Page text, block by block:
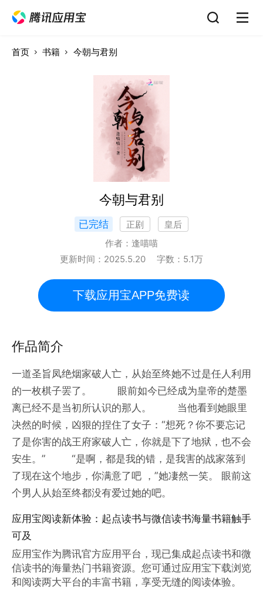
首页 书籍 今朝与君别
今朝与君别
已完结 正剧
皇后
作者： 逢喵喵
更新时间： 2025.5.20 字数： 5.1万
下载应用宝APP免费读
作品简介
一道圣旨凤绝烟家破人亡，从始至终她不过是任人利用
的一枚棋子罢了。 眼前如今已经成为皇帝的楚墨
离已经不是当初所认识的那人。 当他看到她眼里
决然的时候，凶狠的捏住了女子：“想死？你不要忘记
了是你害的战王府家破人亡，你就是下了地狱，也不会
安生。” “是啊，都是我的错，是我害的战家落到
了现在这个地步，你满意了吧 ，”她凄然一笑。 眼前这
个男人从始至终都没有爱过她的吧。
应用宝阅读新体验：起点读书与微信读书海量书籍触手
可及
应用宝作为腾讯官方应用平台，现已集成起点读书和微
信读书的海量热门书籍资源。您可通过应用宝下载浏览
和阅读两大平台的丰富书籍，享受无缝的阅读体验。